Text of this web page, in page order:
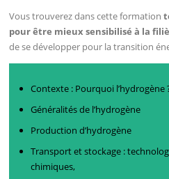
Vous trouverez dans cette formation
pour être mieux sensibilisé à la
de se développer pour la transition
Contexte : Pourquoi l’hydrogène
Généralités de l’hydrogène
Production d’hydrogène
Transport et stockage :
chimiques,